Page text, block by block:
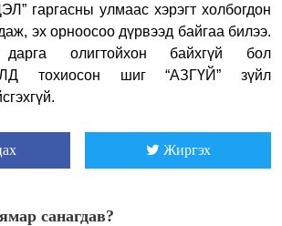
гаргасны улмаас хэрэгт холбогдон
эх орноосоо дүрвээд байгаа билээ.
олигтойхон байхгүй бол
тохиосон шиг “АЗГҮЙ” зүйл
Жиргэх
санагдав?